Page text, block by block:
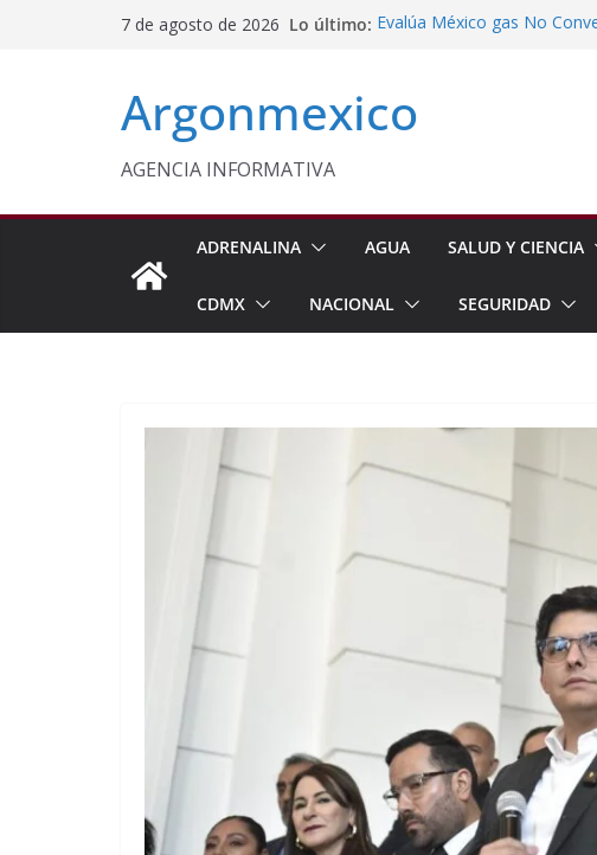
7 de agosto de 2026 Lo último: Evalúa México gas No
Texcoco Fortalece
Aseguran Casi 10 Millones
Michoacán
Argonmexico
AGENCIA INFORMATIVA
ADRENALINA AGUA SALUD Y CIENCIA
CDMX NACIONAL SEGURIDAD